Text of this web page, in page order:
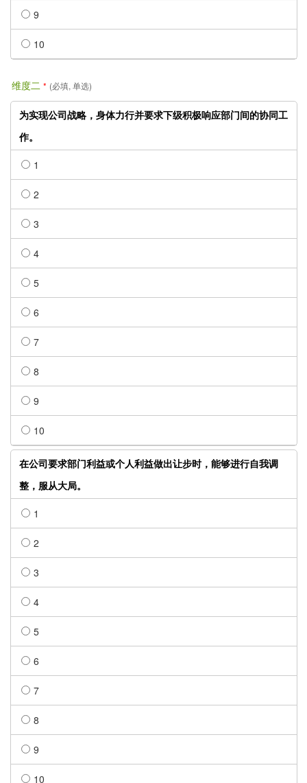
9
10
维度二 * (必填, 单选)
为实现公司战略，身体力行并要求下级积极响应部门间的协同工
作。
1
2
3
4
5
6
7
8
9
10
在公司要求部门利益或个人利益做出让步时，能够进行自我调
整，服从大局。
1
2
3
4
5
6
7
8
9
10